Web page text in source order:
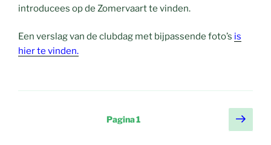
introducees op de Zomervaart te vinden.
Een verslag van de clubdag met bijpassende foto’s is
hier te vinden.
Pagina1